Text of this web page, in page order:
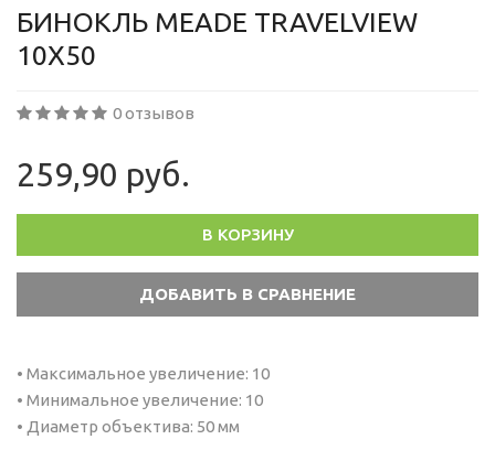
БИНОКЛЬ MEADE TRAVELVIEW
10X50
0 отзывов
259,90 руб.
В КОРЗИНУ
• Максимальное увеличение: 10
• Минимальное увеличение: 10
• Диаметр объектива: 50 мм